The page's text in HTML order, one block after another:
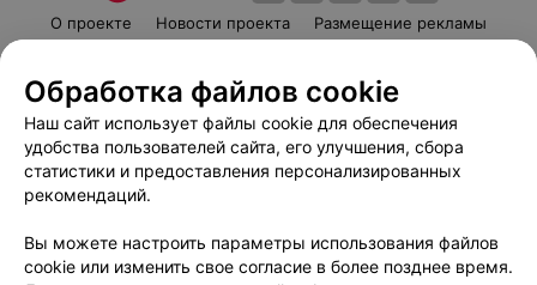
О проекте Новости проекта
Размещение рекламы
Пользовательское соглашение
Способы оплаты
Вакансии
Партнеры
Написать руководителю 103.by
Обработка персональных данных
Обработка файлов cookie
Наш сайт использует файлы cookie для обеспечения
удобства пользователей сайта, его улучшения, сбора
статистики и предоставления персонализированных
рекомендаций.
Вы можете настроить параметры использования файлов
cookie или изменить свое согласие в более позднее время.